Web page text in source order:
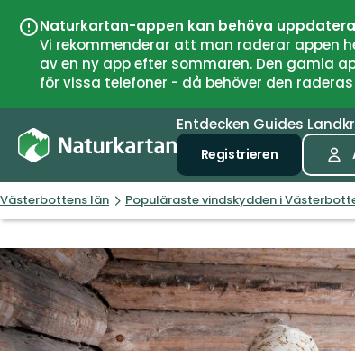
Naturkartan-appen kan behöva
Vi rekommenderar att man raderar appen
av en ny app efter sommaren. Den gamla
för vissa telefoner - då behöver den
Entdecken Guides
Registrieren
Västerbottens län Populäraste vindskydden i